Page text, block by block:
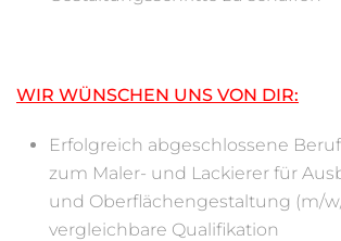
WIR WÜNSCHEN UNS VON DIR:
Erfolgreich abgeschlossene
zum Maler- und Lackierer für
und Oberflächengestaltung (m/
vergleichbare Qualifikation